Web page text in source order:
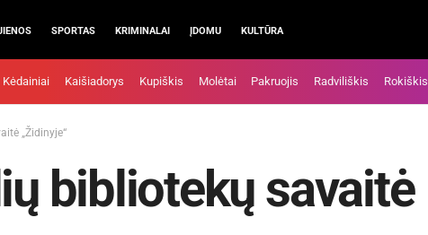
SPORTAS KRIMINALAI ĮDOMU KULTŪRA
Kėdainiai Kaišiadorys Kupiškis Molėtai Pakruojis Radviliškis Rokiškis
„Židinyje“
bibliotekų savaitė